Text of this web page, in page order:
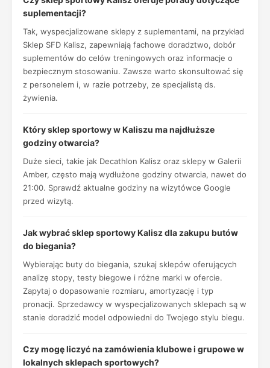
suplementacji?
Tak, wyspecjalizowane sklepy z suplementami, na przykład
Sklep SFD Kalisz, zapewniają fachowe doradztwo, dobór
suplementów do celów treningowych oraz informacje o
bezpiecznym stosowaniu. Zawsze warto skonsultować się
z personelem i, w razie potrzeby, ze specjalistą ds.
żywienia.
Który sklep sportowy w Kaliszu ma najdłuższe
godziny otwarcia?
Duże sieci, takie jak Decathlon Kalisz oraz sklepy w Galerii
Amber, często mają wydłużone godziny otwarcia, nawet do
21:00. Sprawdź aktualne godziny na wizytówce Google
przed wizytą.
Jak wybrać sklep sportowy Kalisz dla zakupu butów
do biegania?
Wybierając buty do biegania, szukaj sklepów oferujących
analizę stopy, testy biegowe i różne marki w ofercie.
Zapytaj o dopasowanie rozmiaru, amortyzację i typ
pronacji. Sprzedawcy w wyspecjalizowanych sklepach są w
stanie doradzić model odpowiedni do Twojego stylu biegu.
Czy mogę liczyć na zamówienia klubowe i grupowe w
lokalnych sklepach sportowych?